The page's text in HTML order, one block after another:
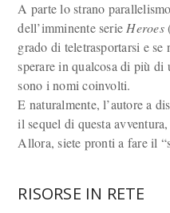
A parte lo strano
dell’imminente serie Heroes
grado di teletrasportarsi e
sperare in qualcosa di più di
sono i nomi coinvolti.
E naturalmente, l’autore a
il sequel di questa
Allora, siete pronti a fare il
RISORSE IN RETE